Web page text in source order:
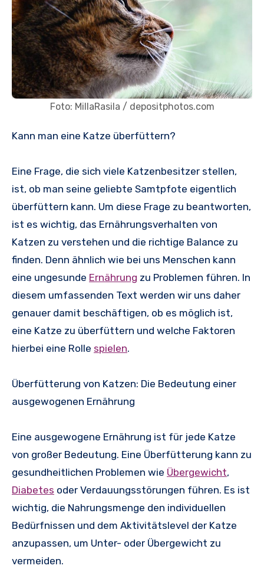
Foto: MillaRasila / depositphotos.com
Kann man eine Katze überfüttern?
Eine Frage, die sich viele Katzenbesitzer stellen,
ist, ob man seine geliebte Samtpfote eigentlich
überfüttern kann. Um diese Frage zu beantworten,
ist es wichtig, das Ernährungsverhalten von
Katzen zu verstehen und die richtige Balance zu
finden. Denn ähnlich wie bei uns Menschen kann
eine ungesunde Ernährung zu Problemen führen. In
diesem umfassenden Text werden wir uns daher
genauer damit beschäftigen, ob es möglich ist,
eine Katze zu überfüttern und welche Faktoren
hierbei eine Rolle spielen.
Überfütterung von Katzen: Die Bedeutung einer
ausgewogenen Ernährung
Eine ausgewogene Ernährung ist für jede Katze
von großer Bedeutung. Eine Überfütterung kann zu
gesundheitlichen Problemen wie Übergewicht,
Diabetes oder Verdauungsstörungen führen. Es ist
wichtig, die Nahrungsmenge den individuellen
Bedürfnissen und dem Aktivitätslevel der Katze
anzupassen, um Unter- oder Übergewicht zu
vermeiden.